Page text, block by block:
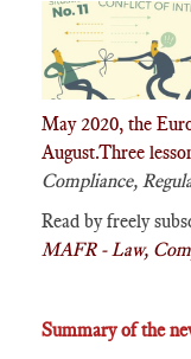
May 2020, the
August.Three
Compliance,
Read by freely
MAFR - Law,
Summary of the